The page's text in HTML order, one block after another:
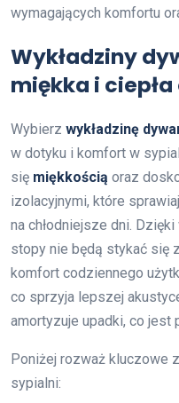
wymagających komfortu
Wykładziny
miękka i
Wybierz wykładzinę
w dotyku i komfort w
się miękkością oraz
izolacyjnymi, które
na chłodniejsze dni.
stopy nie będą stykać się
komfort codziennego
co sprzyja lepszej
amortyzuje upadki, co jest
Poniżej rozważ kluczowe
sypialni: